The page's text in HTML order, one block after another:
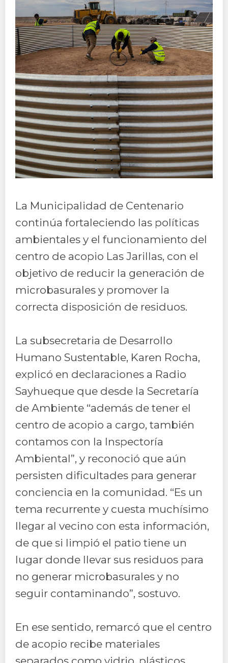
La Municipalidad de Centenario
continúa fortaleciendo las políticas
ambientales y el funcionamiento del
centro de acopio Las Jarillas, con el
objetivo de reducir la generación de
microbasurales y promover la
correcta disposición de residuos.
La subsecretaria de Desarrollo
Humano Sustentable, Karen Rocha,
explicó en declaraciones a Radio
Sayhueque que desde la Secretaría
de Ambiente “además de tener el
centro de acopio a cargo, también
contamos con la Inspectoría
Ambiental”, y reconoció que aún
persisten dificultades para generar
conciencia en la comunidad. “Es un
tema recurrente y cuesta muchísimo
llegar al vecino con esta información,
de que si limpió el patio tiene un
lugar donde llevar sus residuos para
no generar microbasurales y no
seguir contaminando”, sostuvo.
En ese sentido, remarcó que el centro
de acopio recibe materiales